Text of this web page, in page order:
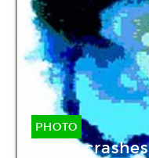
PHOTO
Some crashes